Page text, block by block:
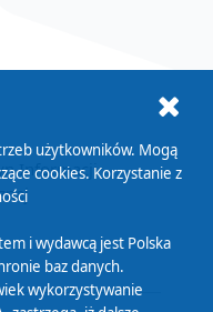
Informacji
użytkowników. Mogą
cookies. Korzystanie z
i wydawcą jest Polska
baz danych.
wykorzystywanie